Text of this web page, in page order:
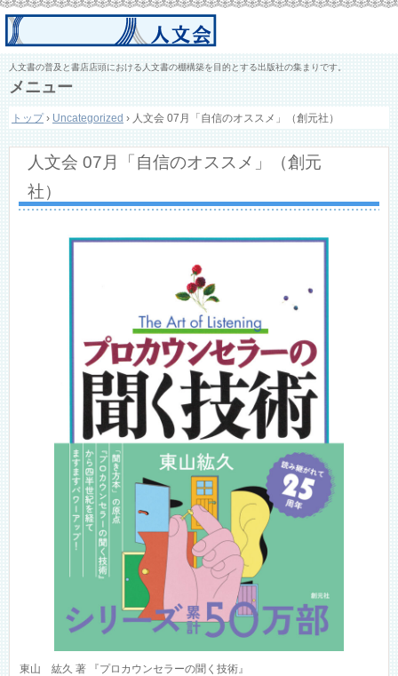
人文書の普及と書店店頭における人文書の棚構築を目的とする出版社の集まりです。
メニュー
ン
ン
キ
トップ › Uncategorized › 人文会 07月「自信のオススメ」（創元社）
人文会 07月「自信のオススメ」（創元
社）
東山 紘久 著 『プロカウンセラーの聞く技術』